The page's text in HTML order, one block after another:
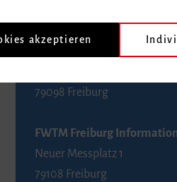
79098 Freiburg
FWTM Freiburg
Neuer Messplatz 1
79108 Freiburg
akzeptieren